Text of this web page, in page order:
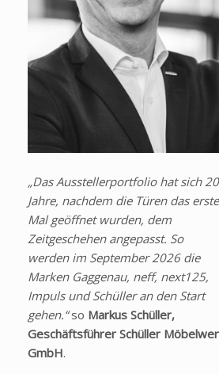
„Das Ausstellerportfolio hat sich 20
Jahre, nachdem die Türen das erste
Mal geöffnet wurden, dem
Zeitgeschehen angepasst. So
werden im September 2026 die
Marken Gaggenau, neff, next125,
Impuls und Schüller an den Start
gehen.“so Markus Schüller,
Geschäftsführer Schüller
GmbH.